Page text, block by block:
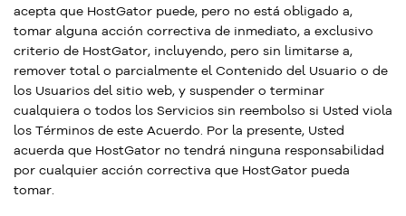
acepta que HostGator puede, pero no está obligado a,
tomar alguna acción correctiva de inmediato, a exclusivo
criterio de HostGator, incluyendo, pero sin limitarse a,
remover total o parcialmente el Contenido del Usuario o de
los Usuarios del sitio web, y suspender o terminar
cualquiera o todos los Servicios sin reembolso si Usted viola
los Términos de este Acuerdo. Por la presente, Usted
acuerda que HostGator no tendrá ninguna responsabilidad
por cualquier acción correctiva que HostGator pueda
tomar.